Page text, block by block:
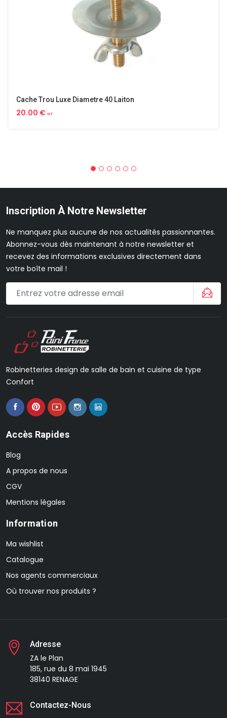
Cache Trou Luxe Diametre 40 Laiton
20.00 € HT
Inscription À Notre Newsletter
Ne manquez plus aucune de nos actualités passionnantes.
Abonnez-vous dès maintenant à notre newsletter et
recevez des informations exclusives directement dans
votre boîte mail !
Robinetteries design de salle de bain et cuisine de type
Confort
Accès Rapides
Blog
A propos de nous
CGV
Mentions légales
Information
Ma wishlist
Catalogue
Nos agents commerciaux
Où trouver nos produits ?
Adresse
ZA le Plan
185, rue du 8 mai 1945
38140 RENAGE
Contactez-Nous